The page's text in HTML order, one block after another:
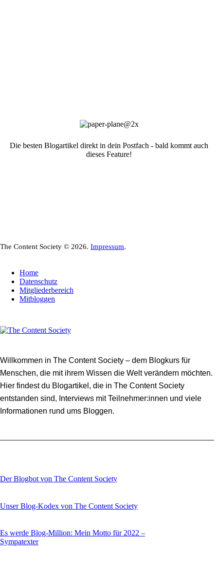
Die besten Blogartikel direkt in dein Postfach - bald kommt auch
dieses Feature!
The Content Society © 2026. Impressum.
Home
Datenschutz
Mitgliederbereich
Mitbloggen
Willkommen in The Content Society – dem Blogkurs für
Menschen, die mit ihrem Wissen die Welt verändern möchten.
Hier findest du Blogartikel, die in The Content Society
entstanden sind, Interviews mit Teilnehmer:innen und viele
Informationen rund ums Bloggen.
Der Blogbot von The Content Society
Unser Blog-Kodex von The Content Society
Es werde Blog-Million: Mein Motto für 2022 –
Sympatexter